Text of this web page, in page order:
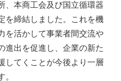
、本商工会及び国立循環器
を締結しました。これを機
を活かして事業者間交流や
進出を促進し、企業の新た
してくことが今後より一層
。